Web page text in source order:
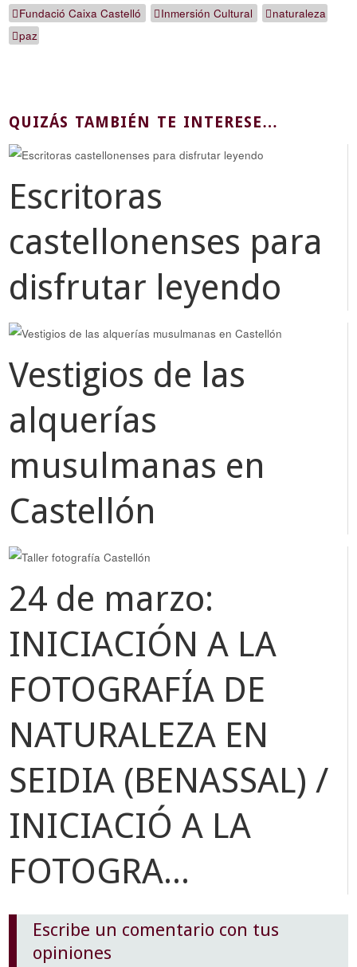
Fundació Caixa Castelló
Inmersión Cultural
naturaleza
paz
QUIZÁS TAMBIÉN TE INTERESE…
Escritoras
castellonenses para
disfrutar leyendo
Vestigios de las
alquerías
musulmanas en
Castellón
24 de marzo:
INICIACIÓN A LA
FOTOGRAFÍA DE
NATURALEZA EN
SEIDIA (BENASSAL) /
INICIACIÓ A LA
FOTOGRA...
Escribe un comentario con tus
opiniones